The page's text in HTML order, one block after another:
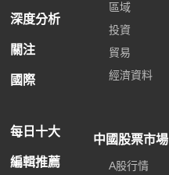
深度分析
關注
國際
每日十大
編輯推薦
區域
投資
貿易
經濟資料
中國股票市場
A股行情